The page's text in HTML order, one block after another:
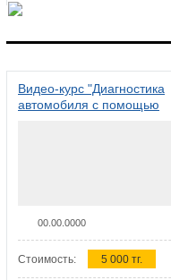
Видео-курс "Диагностика
автомобиля с помощью
00.00.0000
Стоимость: 5 000 тг.